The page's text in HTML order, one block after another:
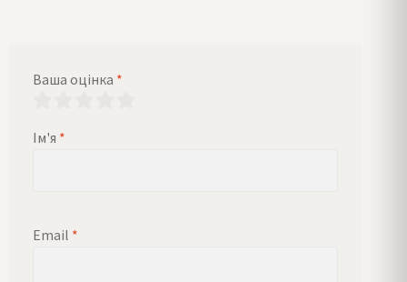
Ваша оцінка *
Ім'я *
Email *